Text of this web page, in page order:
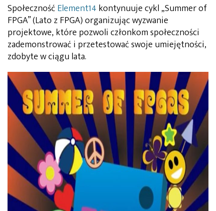
SpołecznośćElement14 kontynuuje cykl „Summer of
FPGA” (Lato z FPGA) organizując wyzwanie
projektowe, które pozwoli członkom społeczności
zademonstrować i przetestować swoje umiejętności,
zdobyte w ciągu lata.